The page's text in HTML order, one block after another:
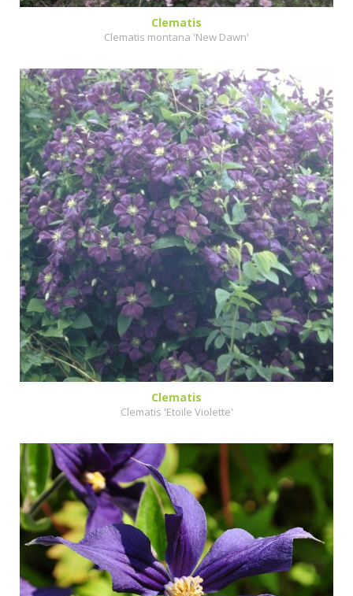
Clematis
Clematis montana 'New Dawn'
Clematis
Clematis 'Etoile Violette'